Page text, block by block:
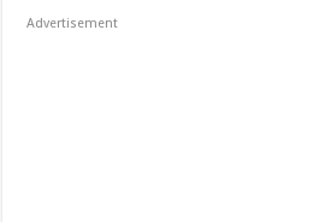
Advertisement